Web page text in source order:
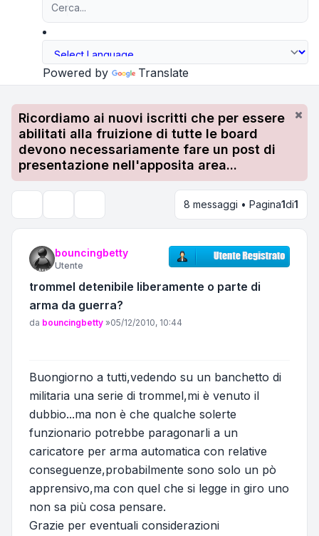
Powered by Translate
Ricordiamo ai nuovi iscritti che per essere
abilitati alla fruizione di tutte le board
devono necessariamente fare un post di
presentazione nell'apposita area...
8 messaggi • Pagina1di1
bouncingbetty
Utente
trommel detenibile liberamente o parte di
arma da guerra?
Messaggio
da bouncingbetty »05/12/2010, 10:44
Buongiorno a tutti,vedendo su un banchetto di
militaria una serie di trommel,mi è venuto il
dubbio...ma non è che qualche solerte
funzionario potrebbe paragonarli a un
caricatore per arma automatica con relative
conseguenze,probabilmente sono solo un pò
apprensivo,ma con quel che si legge in giro uno
non sa più cosa pensare.
Grazie per eventuali considerazioni